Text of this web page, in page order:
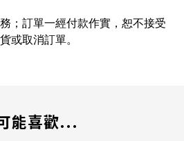
；訂單一經付款作實，恕不接受
或取消訂單。
能喜歡...